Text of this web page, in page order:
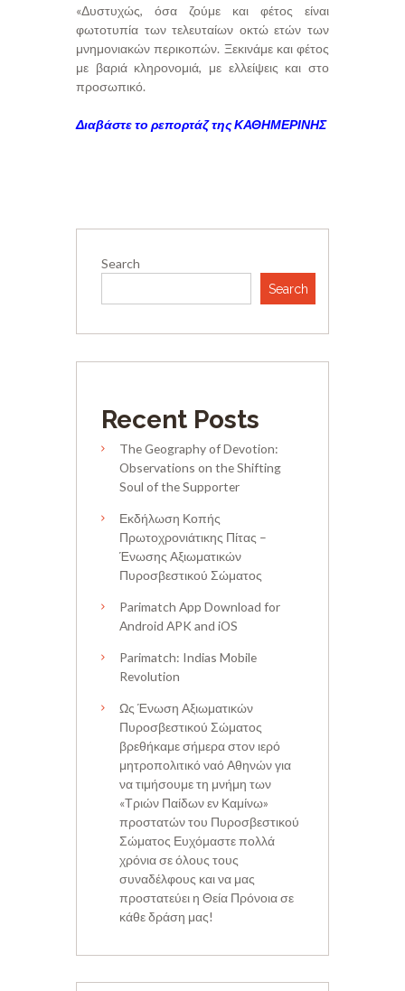
«Δυστυχώς, όσα ζούμε και φέτος είναι
φωτοτυπία των τελευταίων οκτώ ετών των
μνημονιακών περικοπών. Ξεκινάμε και φέτος
με βαριά κληρονομιά, με ελλείψεις και στο
προσωπικό.
Διαβάστε το ρεπορτάζ της ΚΑΘΗΜΕΡΙΝΗΣ
Search
Search
Recent Posts
The Geography of Devotion:
Observations on the Shifting
Soul of the Supporter
Εκδήλωση Κοπής
Πρωτοχρονιάτικης Πίτας –
Ένωσης Αξιωματικών
Πυροσβεστικού Σώματος
Parimatch App Download for
Android APK and iOS
Parimatch: Indias Mobile
Revolution
Ως Ένωση Αξιωματικών
Πυροσβεστικού Σώματος
βρεθήκαμε σήμερα στον ιερό
μητροπολιτικό ναό Αθηνών για
να τιμήσουμε τη μνήμη των
«Τριών Παίδων εν Καμίνω»
προστατών του Πυροσβεστικού
Σώματος Ευχόμαστε πολλά
χρόνια σε όλους τους
συναδέλφους και να μας
προστατεύει η Θεία Πρόνοια σε
κάθε δράση μας!